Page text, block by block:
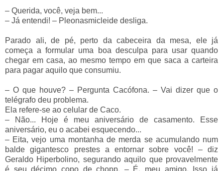
– Querida, você, veja bem...
– Já entendi! – Pleonasmicleide desliga.
Parado ali, de pé, perto da cabeceira da mesa, ele já
começa a formular uma boa desculpa para usar quando
chegar em casa, ao mesmo tempo em que saca a carteira
para pagar aquilo que consumiu.
– O que houve? – Pergunta Cacófona. – Vai dizer que o
telégrafo deu problema.
Ela refere-se ao celular de Caco.
– Não... Hoje é meu aniversário de casamento. Esse
aniversário, eu o acabei esquecendo...
– Eita, vejo uma montanha de merda se acumulando num
balde gigantesco prestes a entornar sobre você! –diz
Geraldo Hiperbolino, segurando aquilo que provavelmente
é seu décimo copo de chopp. –É, meu amigo. Isso já